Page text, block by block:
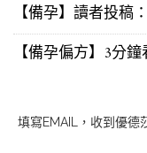
【備孕】讀者投稿
【備孕偏方】3分
填寫EMAIL，收到優德